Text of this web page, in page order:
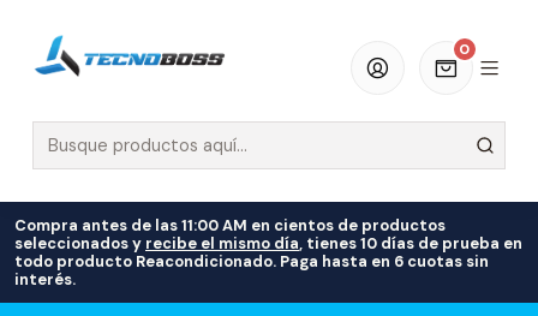
0
Compra antes de las 11:00 AM en cientos de productos
seleccionados y recibe el mismo día, tienes 10 días de prueba en
todo producto Reacondicionado. Paga hasta en 6 cuotas sin
interés.